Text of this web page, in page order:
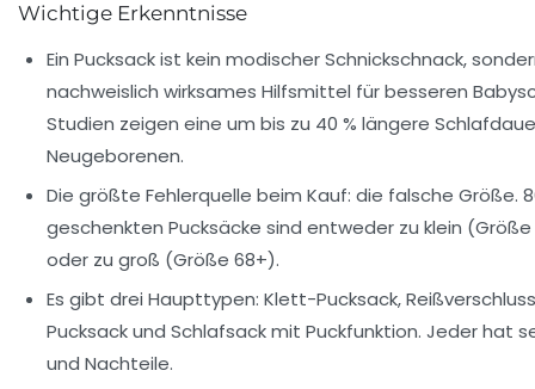
Wichtige Erkenntnisse
Ein Pucksack ist kein modischer Schnickschnack,
nachweislich wirksames Hilfsmittel für besseren
Studien zeigen eine um bis zu 40 % längere
Neugeborenen.
Die größte Fehlerquelle beim Kauf: die falsche Größe.
geschenkten Pucksäcke sind entweder zu klein
oder zu groß (Größe 68+).
Es gibt drei Haupttypen: Klett-Pucksack,
Pucksack und Schlafsack mit Puckfunktion. Jeder hat
und Nachteile.